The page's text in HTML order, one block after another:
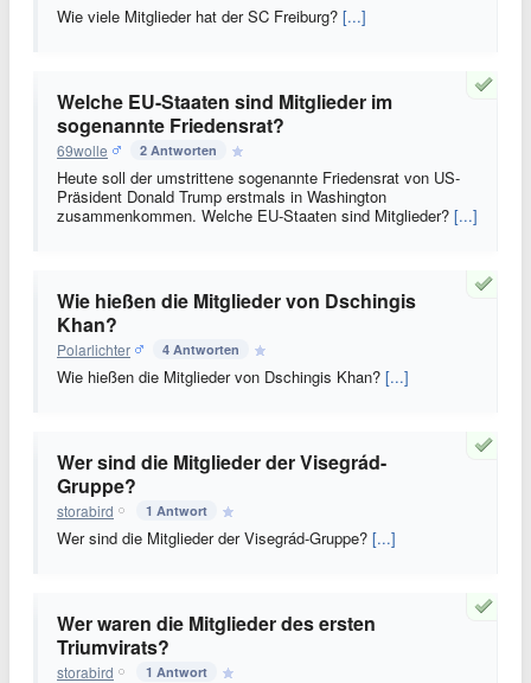
Wie viele Mitglieder hat der SC Freiburg? [...]
Welche EU-Staaten sind Mitglieder im
sogenannte Friedensrat?
69wolle 2 Antworten
Heute soll der umstrittene sogenannte Friedensrat von US-
Präsident Donald Trump erstmals in Washington
zusammenkommen. Welche EU-Staaten sind Mitglieder? [...]
Wie hießen die Mitglieder von Dschingis
Khan?
Polarlichter 4 Antworten
Wie hießen die Mitglieder von Dschingis Khan? [...]
Wer sind die Mitglieder der Visegrád-
Gruppe?
storabird 1 Antwort
Wer sind die Mitglieder der Visegrád-Gruppe? [...]
Wer waren die Mitglieder des ersten
Triumvirats?
storabird 1 Antwort